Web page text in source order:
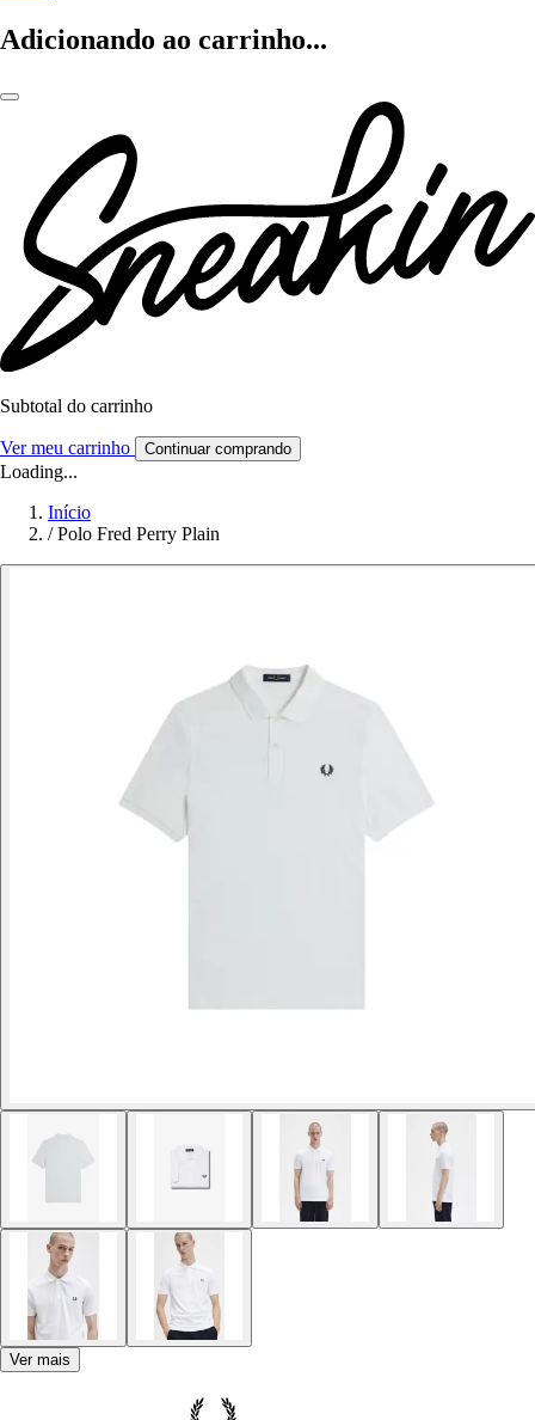
Adicionando ao carrinho...
Subtotal do carrinho
Ver meu carrinho Continuar comprando
Loading...
Início
/ Polo Fred Perry Plain
Ver mais